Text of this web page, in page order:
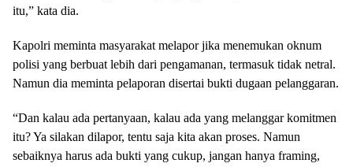
itu,” kata dia.
Kapolri meminta masyarakat melapor jika menemukan oknum
polisi yang berbuat lebih dari pengamanan, termasuk tidak netral.
Namun dia meminta pelaporan disertai bukti dugaan pelanggaran.
“Dan kalau ada pertanyaan, kalau ada yang melanggar komitmen
itu? Ya silakan dilapor, tentu saja kita akan proses. Namun
sebaiknya harus ada bukti yang cukup, jangan hanya framing,